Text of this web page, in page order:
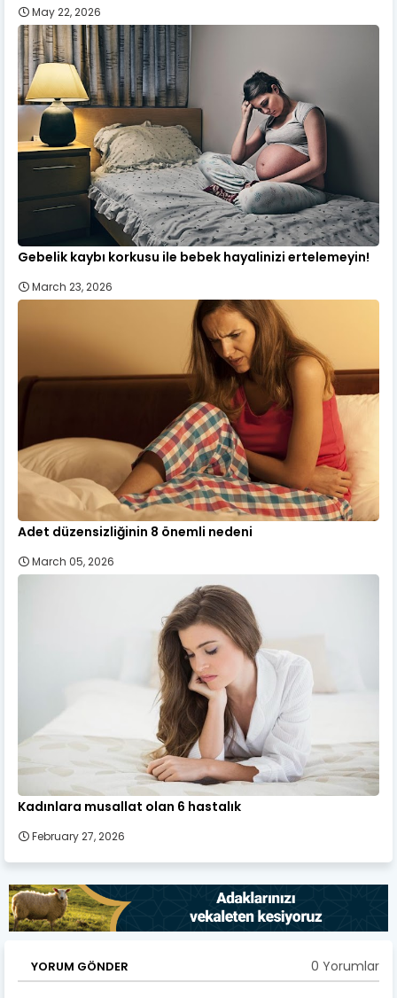
May 22, 2026
Gebelik kaybı korkusu ile bebek hayalinizi ertelemeyin!
March 23, 2026
Adet düzensizliğinin 8 önemli nedeni
March 05, 2026
Kadınlara musallat olan 6 hastalık
February 27, 2026
YORUM GÖNDER 0 Yorumlar